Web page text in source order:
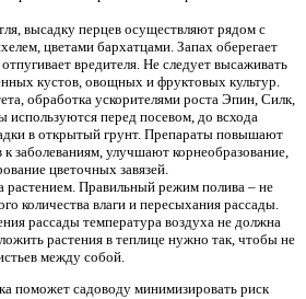
высадку перцев осуществляют рядом с
цветами бархатцами. Запах оберегает
вредителя. Не следует высаживать
кустов, овощных и фруктовых культур.
обработка ускорителями роста Эпин, Силк,
используются перед посевом, до всхода
в открытый грунт. Препараты повышают
к заболеваниям, улучшают корнеобразование,
цветочных завязей.
растением. Правильный режим полива – не
количества влаги и пересыхания рассады.
рассады температура воздуха не должна
растения в теплице нужно так, чтобы не
между собой.
поможет садоводу минимизировать риск